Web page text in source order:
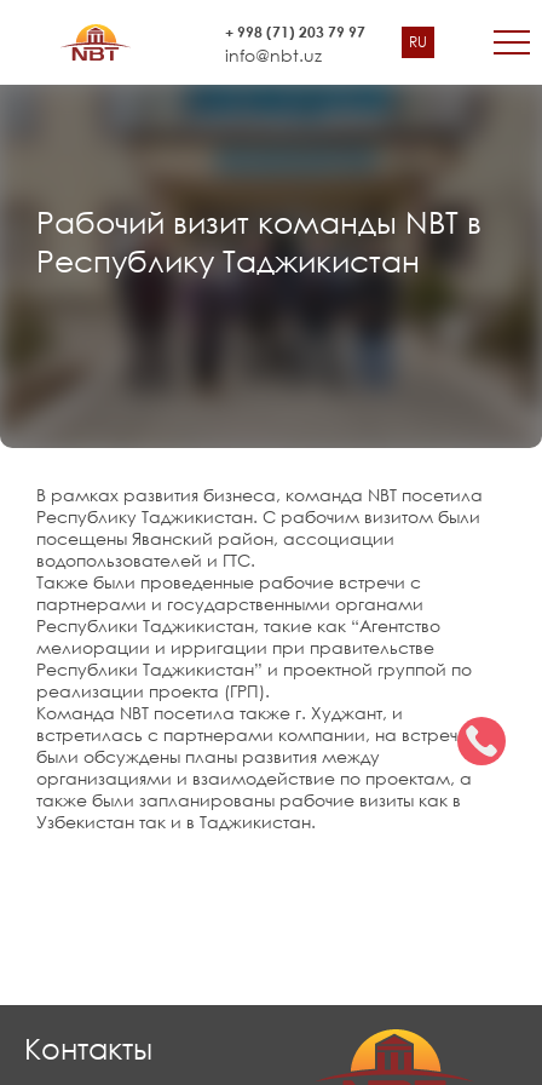
RU
+ 998 (71) 203 79 97
info@nbt.uz
Рабочий визит команды NBT в
Республику Таджикистан
В рамках развития бизнеса, команда NBT посетила
Республику Таджикистан. С рабочим визитом были
посещены Яванский район, ассоциации
водопользователей и ГТС.
Также были проведенные рабочие встречи с
партнерами и государственными органами
Республики Таджикистан, такие как “Агентство
мелиорации и ирригации при правительстве
Республики Таджикистан” и проектной группой по
реализации проекта (ГРП).
Команда NBT посетила также г. Худжант, и
встретилась с партнерами компании, на встрече
были обсуждены планы развития между
организациями и взаимодействие по проектам, а
также были запланированы рабочие визиты как в
Узбекистан так и в Таджикистан.
Контакты